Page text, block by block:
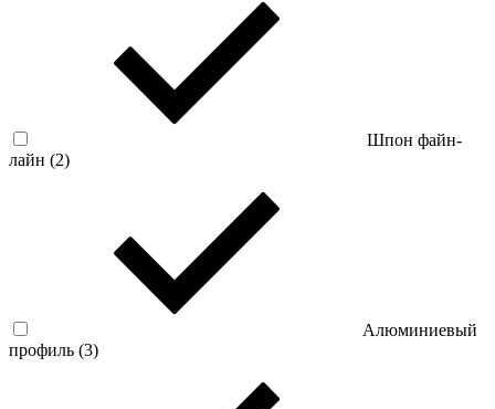
Шпон файн-
лайн (2)
Алюминиевый
профиль (3)